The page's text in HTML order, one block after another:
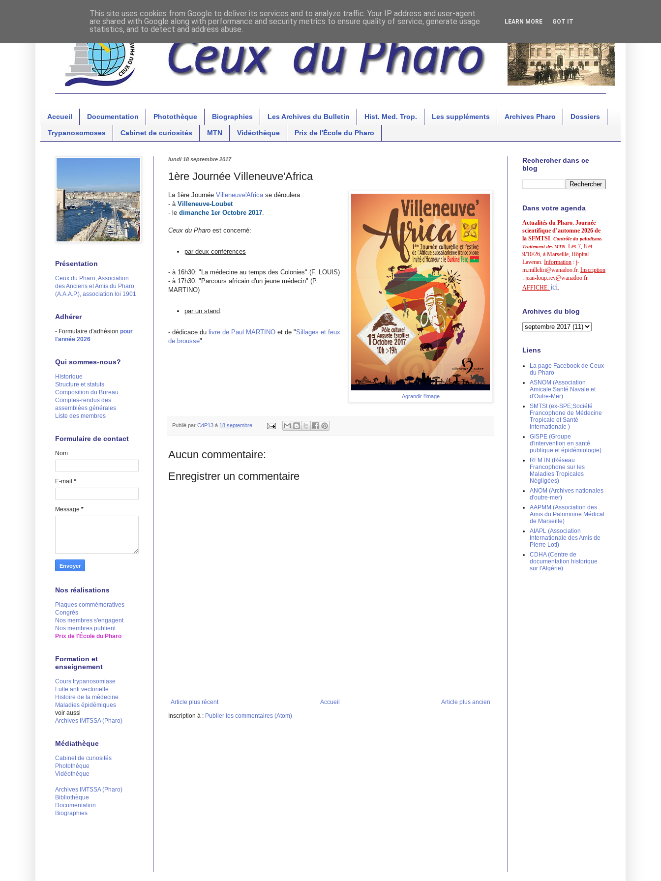
Accueil Documentation Photothèque Biographies Les Archives du Bulletin Hist. Med. Trop. Les suppléments Archives Pharo Dossiers
Trypanosomoses Cabinet de curiosités MTN Vidéothèque Prix de l'École du Pharo
lundi 18 septembre 2017
1ère Journée Villeneuve'Africa
Agrandir l'image
La 1ère Journée Villeneuve'Africase déroulera :
- à Villeneuve-Loubet
- le dimanche 1er Octobre 2017.
Ceux du Pharo est concerné:
par deux conférences
- à 16h30: "La médecine au temps des Colonies" (F. LOUIS)
- à 17h30: "Parcours africain d'un jeune médecin" (P.
MARTINO)
par un stand:
- dédicace du livre de Paul MARTINO et de "Sillages et feux
de brousse".
Publié par CdP13 à 18 septembre
Aucun commentaire:
Enregistrer un commentaire
Article plus récent Article plus ancien
Accueil
Inscription à : Publier les commentaires (Atom)
Présentation
Ceux du Pharo, Association
des Anciens et Amis du Pharo
(A.A.A.P.), association loi 1901
Adhérer
- Formulaire d'adhésion pour
l'année 2026
Qui sommes-nous?
Historique
Structure et statuts
Composition du Bureau
Comptes-rendus des
assemblées générales
Liste des membres
Formulaire de contact
Nom
E-mail *
Message *
Nos réalisations
Plaques commémoratives
Congrès
Nos membres s'engagent
Nos membres publient
Prix de l'École du Pharo
Formation et
enseignement
Cours trypanosomiase
Lutte anti vectorielle
Histoire de la médecine
Maladies épidémiques
voir aussi
Archives IMTSSA (Pharo)
Médiathèque
Cabinet de curiosités
Photothèque
Vidéothèque
Archives IMTSSA (Pharo)
Bibliothèque
Documentation
Biographies
Rechercher dans ce
blog
Dans votre agenda
Actualités du Pharo. Journée
scientifique d’automne 2026 de
la SFMTSI Contrôle du paludisme.
Traitement des MTN. Les 7, 8 et
9/10/26, à Marseille, Hôpital
Laveran. Information : j-
m.milleliri@wanadoo.fr. Inscription
: jean-loup.rey@wanadoo.fr.
AFFICHE: ici
Archives du blog
Liens
La page Facebook de Ceux
du Pharo
ASNOM (Association
Amicale Santé Navale et
d'Outre-Mer)
SMTSI (ex-SPE;Société
Francophone de Médecine
Tropicale et Santé
Internationale )
GISPE (Groupe
d'intervention en santé
publique et épidémiologie)
RFMTN (Réseau
Francophone sur les
Maladies Tropicales
Négligées)
ANOM (Archives nationales
d'outre-mer)
AAPMM (Association des
Amis du Patrimoine Médical
de Marseille)
AIAPL (Association
Internationale des Amis de
Pierre Loti)
CDHA (Centre de
documentation historique
sur l'Algérie)
This site uses cookies from Google to deliver its services and to analyze traffic. Your IP address and user-agent
are shared with Google along with performance and security metrics to ensure quality of service, generate usage
statistics, and to detect and address abuse.
LEARN MORE GOT IT